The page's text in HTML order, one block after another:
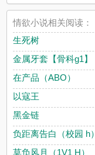
情欲小说相关阅读：
生死树
金属牙套【骨科g1】
在产品（ABO）
以寇王
黑金链
负距离告白（校园 h）
莫负风月（1V1 H）